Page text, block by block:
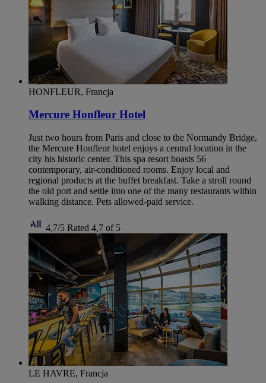
HONFLEUR, Francja
Mercure Honfleur Hotel
Just two hours from Paris and close to the Normandy Bridge,
the Mercure Honfleur hotel enjoys a central location in the
city his historic center. This spa resort boasts 56
contemporary, air-conditioned rooms. Enjoy local and
regional products at the buffet breakfast. Take a stroll round
the old port and settle into one of the many restaurants within
walking distance. Pets allowed-paid service.
4,7/5 Rated 4,7 of 5
LE HAVRE, Francja